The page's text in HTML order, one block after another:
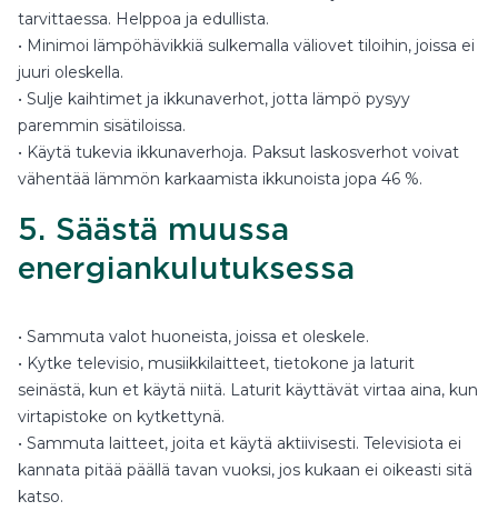
tarvittaessa. Helppoa ja edullista.
• Minimoi lämpöhävikkiä sulkemalla väliovet tiloihin, joissa ei
juuri oleskella.
• Sulje kaihtimet ja ikkunaverhot, jotta lämpö pysyy
paremmin sisätiloissa.
• Käytä tukevia ikkunaverhoja. Paksut laskosverhot voivat
vähentää lämmön karkaamista ikkunoista jopa 46 %.
5. Säästä muussa
energiankulutuksessa
• Sammuta valot huoneista, joissa et oleskele.
• Kytke televisio, musiikkilaitteet, tietokone ja laturit
seinästä, kun et käytä niitä. Laturit käyttävät virtaa aina, kun
virtapistoke on kytkettynä.
• Sammuta laitteet, joita et käytä aktiivisesti. Televisiota ei
kannata pitää päällä tavan vuoksi, jos kukaan ei oikeasti sitä
katso.